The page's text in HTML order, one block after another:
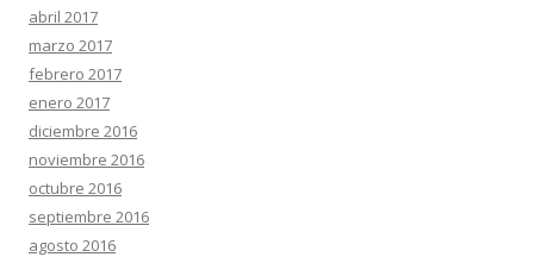
abril 2017
marzo 2017
febrero 2017
enero 2017
diciembre 2016
noviembre 2016
octubre 2016
septiembre 2016
agosto 2016